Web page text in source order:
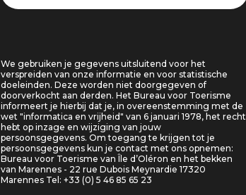
We gebruiken je gegevens uitsluitend voor het
verspreiden van onze informatie en voor statistische
doeleinden. Deze worden niet doorgegeven of
doorverkocht aan derden. Het Bureau voor Toerisme
informeert je hierbij dat je, in overeenstemming met de
wet "informatica en vrijheid" van 6 januari 1978, het recht
hebt op inzage en wijziging van jouw
persoonsgegevens. Om toegang te krijgen tot je
persoonsgegevens kun je contact met ons opnemen:
Bureau voor Toerisme van Île d’Oléron en het bekken
van Marennes - 22 rue Dubois Meynardie 17320
Marennes Tel: +33 (0) 5 46 85 65 23